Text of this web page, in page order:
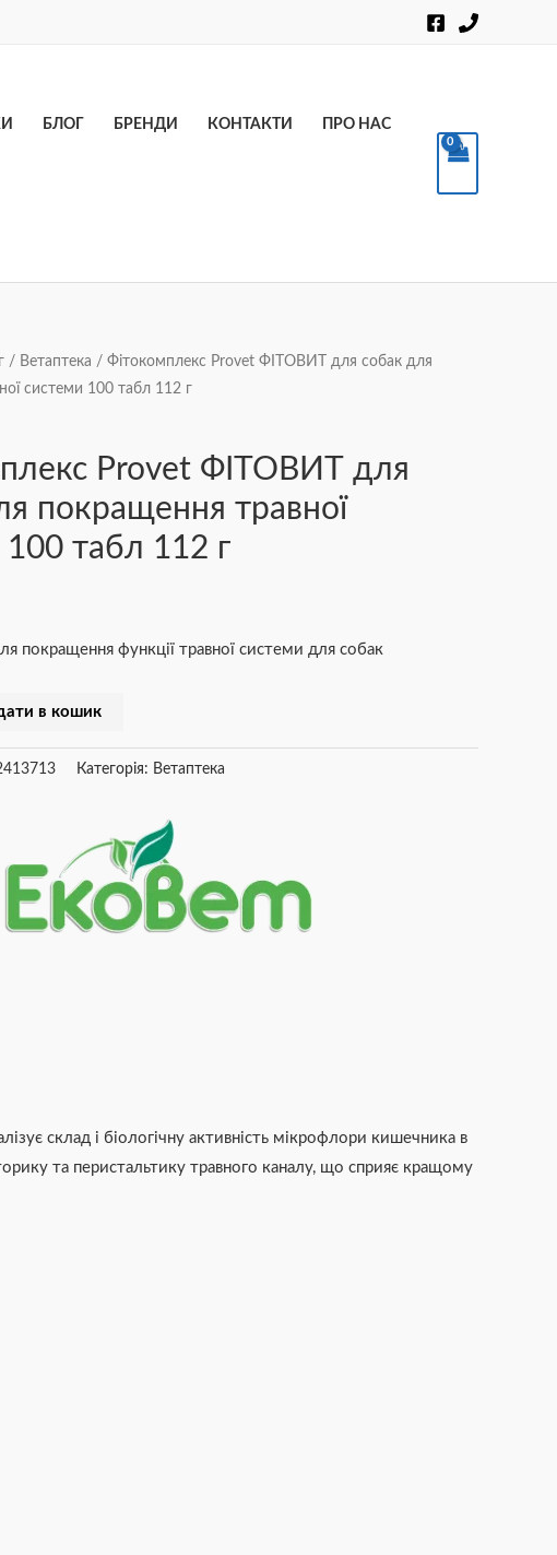
БЛОГ БРЕНДИ КОНТАКТИ ПРО НАС
/ Ветаптека / Фітокомплекс Provet ФІТОВИТ для собак для
системи 100 табл 112 г
Provet ФІТОВИТ для
покращення травної
100 табл 112 г
покращення функції травної системи для собак
в кошик
Категорія: Ветаптека
склад і біологічну активність мікрофлори кишечника в
та перистальтику травного каналу, що сприяє кращому